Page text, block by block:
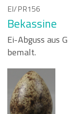
EI/PR156
Bekassine
Ei-Abguss aus
bemalt.